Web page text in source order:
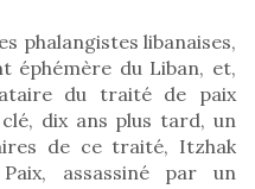
phalangistes libanaises,
éphémère du Liban, et,
du traité de paix
dix ans plus tard, un
de ce traité, Itzhak
assassiné par un